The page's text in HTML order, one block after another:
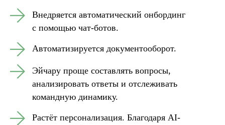
Внедряется автоматический онбординг
с помощью чат-ботов.
Автоматизируется документооборот.
Эйчару проще составлять вопросы,
анализировать ответы и отслеживать
командную динамику.
Растёт персонализация. Благодаря AI-